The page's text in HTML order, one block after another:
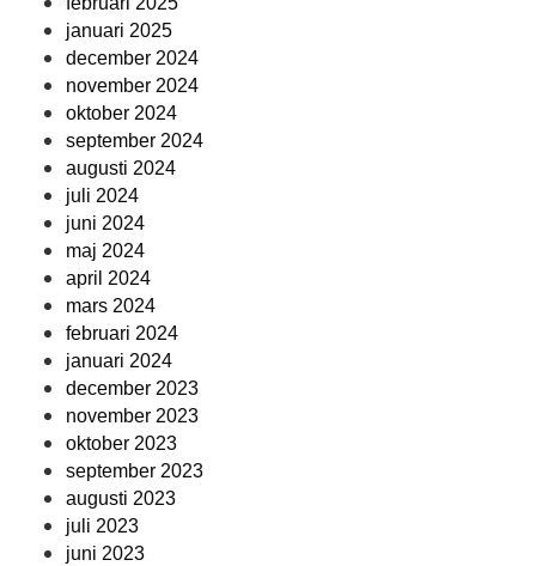
januari 2025
december 2024
november 2024
oktober 2024
september 2024
augusti 2024
juli 2024
juni 2024
maj 2024
april 2024
mars 2024
februari 2024
januari 2024
december 2023
november 2023
oktober 2023
september 2023
augusti 2023
juli 2023
juni 2023